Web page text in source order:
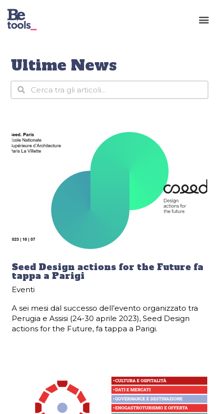
Ultime News
Seed Design actions for the Future fa
tappa a Parigi
Eventi
A sei mesi dal successo dell’evento organizzato tra
Perugia e Assisi (24-30 aprile 2023), Seed Design
actions for the Future, fa tappa a Parigi.